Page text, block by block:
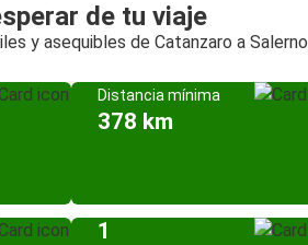
de tu viaje
y asequibles de Catanzaro a Salerno
Distancia mínima
378 km
1